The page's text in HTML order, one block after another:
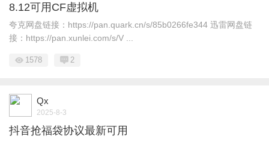
8.12可用CF虚拟机
夸克网盘链接：https://pan.quark.cn/s/85b0266fe344 迅雷网盘链
接：https://pan.xunlei.com/s/V ...
1578 2
Qx
2025-8-3
抖音抢福袋协议最新可用